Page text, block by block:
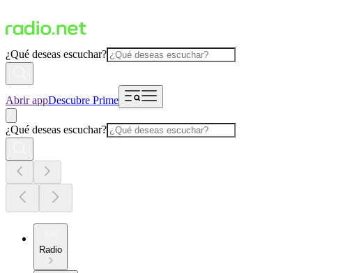
¿Qué deseas escuchar?
Abrir appDescubre Prime
¿Qué deseas escuchar?
Radio